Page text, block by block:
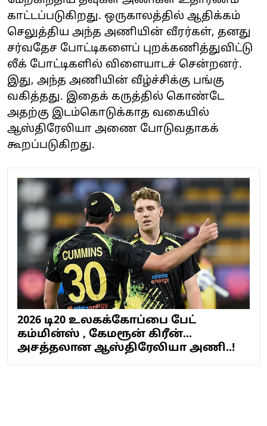
காட்டப்படுகிறது. ஒருகாலத்தில் ஆதிக்கம்
செலுத்திய அந்த அணியின் வீரர்கள், தனது
சர்வதேச போட்டிகளைப் புறக்கணித்துவிட்டு
லீக் போட்டிகளில் விளையாடச் சென்றனர்.
இது, அந்த அணியின் வீழ்ச்சிக்கு பங்கு
வகித்தது. இதைக் கருத்தில் கொண்டே
அதற்கு இடம்கொடுக்காத வகையில்
ஆஸ்திரேலியா அணை போடுவதாகக்
கூறப்படுகிறது.
2026 டி20 உலகக்கோப்பை பேட்
கம்மின்ஸ் , கேமரூன் கிரீன்...
அசத்தலான ஆஸ்திரேலியா அணி..!